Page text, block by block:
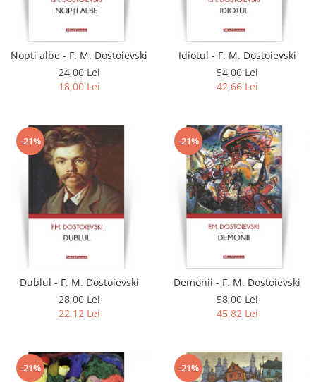
Literatura
Contemporana
Universala
Non-fictiune
Calatorii
Publicistica / Reportaje / Interviuri
Stiinte umaniste
Sociologie si filozofie
Nopti albe - F. M. Dostoievski
24,00 Lei
18,00 Lei
Idiotul - F. M. Dostoievski
54,00 Lei
42,66 Lei
-21%
Dublul - F. M. Dostoievski
28,00 Lei
22,12 Lei
-21%
Demonii - F. M. Dostoievski
58,00 Lei
45,82 Lei
-21% -21%